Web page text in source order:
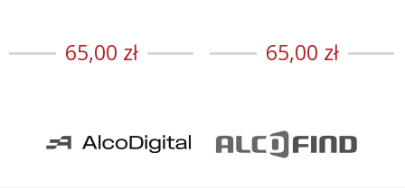
65,00 zł 65,00 zł